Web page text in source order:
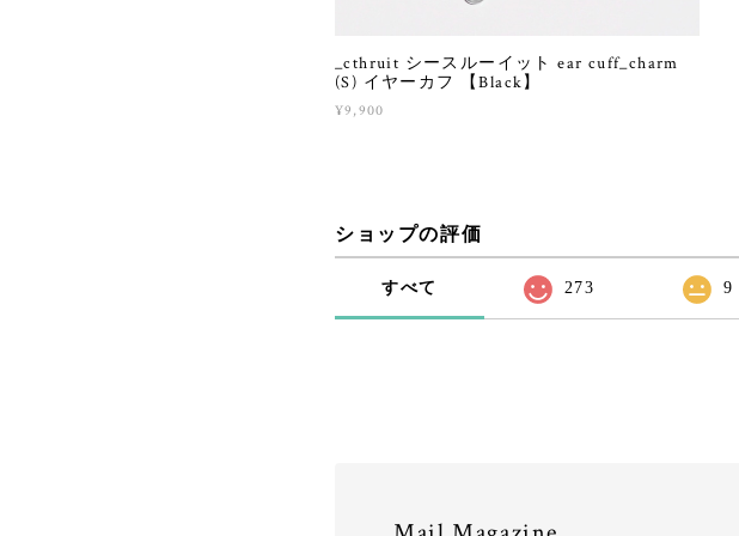
_cthruit シースルーイット ear cuff_charm
(S) イヤーカフ 【Black】
¥9,900
ショップの評価
すべて 273 9